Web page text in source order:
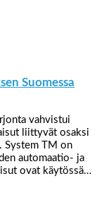
Suomessa
vahvistui
liittyvät osaksi
System TM on
automaatio- ja
ovat käytössä…